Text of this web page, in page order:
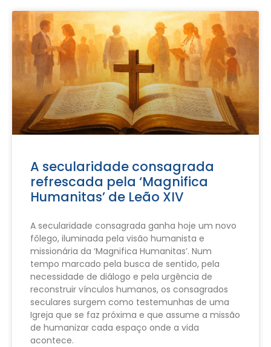
A secularidade consagrada
refrescada pela ‘Magnifica
Humanitas’ de Leão XIV
A secularidade consagrada ganha hoje um novo
fôlego, iluminada pela visão humanista e
missionária da ‘Magnifica Humanitas’. Num
tempo marcado pela busca de sentido, pela
necessidade de diálogo e pela urgência de
reconstruir vínculos humanos, os consagrados
seculares surgem como testemunhas de uma
Igreja que se faz próxima e que assume a missão
de humanizar cada espaço onde a vida
acontece.